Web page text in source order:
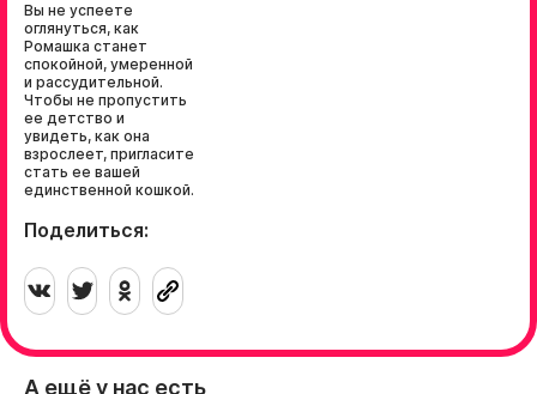
Вы не успеете
оглянуться, как
Ромашка станет
спокойной, умеренной
и рассудительной.
Чтобы не пропустить
ее детство и
увидеть, как она
взрослеет, пригласите
стать ее вашей
единственной кошкой.
Поделиться:
А ещё у нас есть